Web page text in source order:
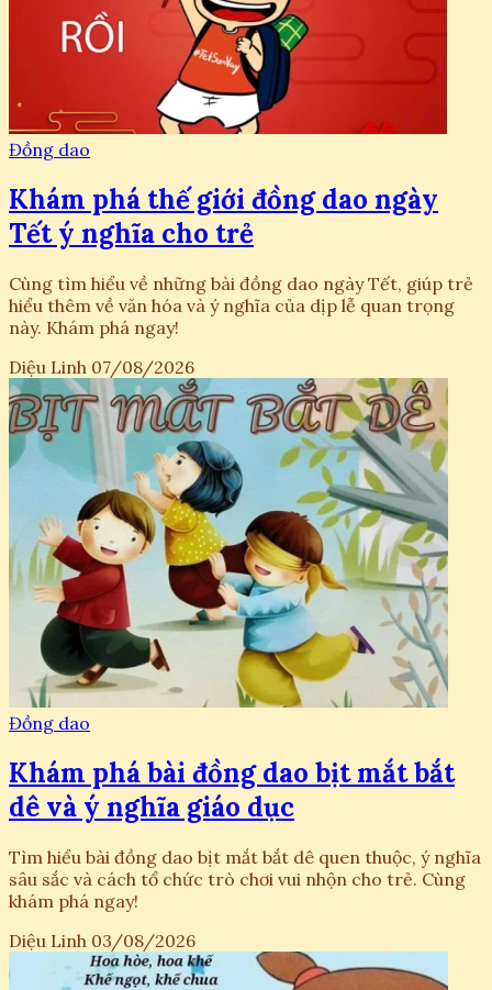
Đồng dao
Khám phá thế giới đồng dao ngày
Tết ý nghĩa cho trẻ
Cùng tìm hiểu về những bài đồng dao ngày Tết, giúp trẻ
hiểu thêm về văn hóa và ý nghĩa của dịp lễ quan trọng
này. Khám phá ngay!
Diệu Linh 07/08/2026
Đồng dao
Khám phá bài đồng dao bịt mắt bắt
dê và ý nghĩa giáo dục
Tìm hiểu bài đồng dao bịt mắt bắt dê quen thuộc, ý nghĩa
sâu sắc và cách tổ chức trò chơi vui nhộn cho trẻ. Cùng
khám phá ngay!
Diệu Linh 03/08/2026